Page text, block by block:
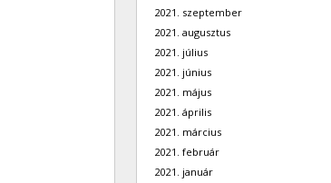
2021. szeptember
2021. augusztus
2021. július
2021. június
2021. május
2021. április
2021. március
2021. február
2021. január